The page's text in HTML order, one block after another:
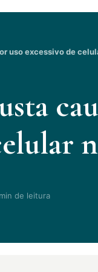
uso excessivo de
de leitura